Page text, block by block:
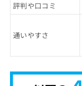
評判や口コミ
通いやすさ